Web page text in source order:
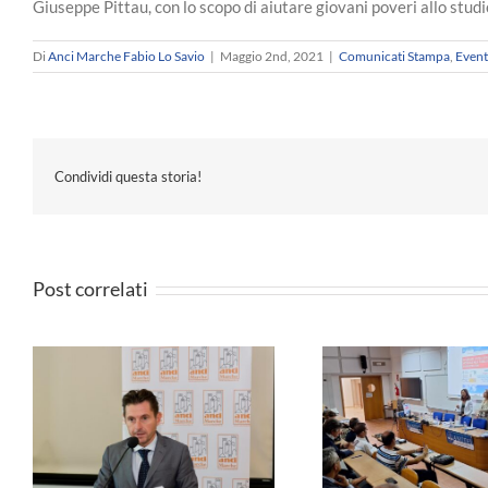
Giuseppe Pittau, con lo scopo di aiutare giovani poveri allo
DiAnci Marche Fabio Lo Savio | Maggio 2nd, 2021 | Comunicati Stampa,
Condividi questa storia!
Post correlati
Formazione -Governare
l’Intelligenza Artificiale nelle PA
– I Materiali
ANCI
sindaco
di un Sindaco